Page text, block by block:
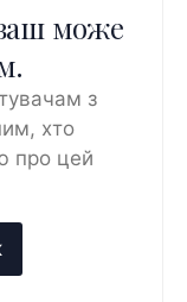
може
з
хто
про цей